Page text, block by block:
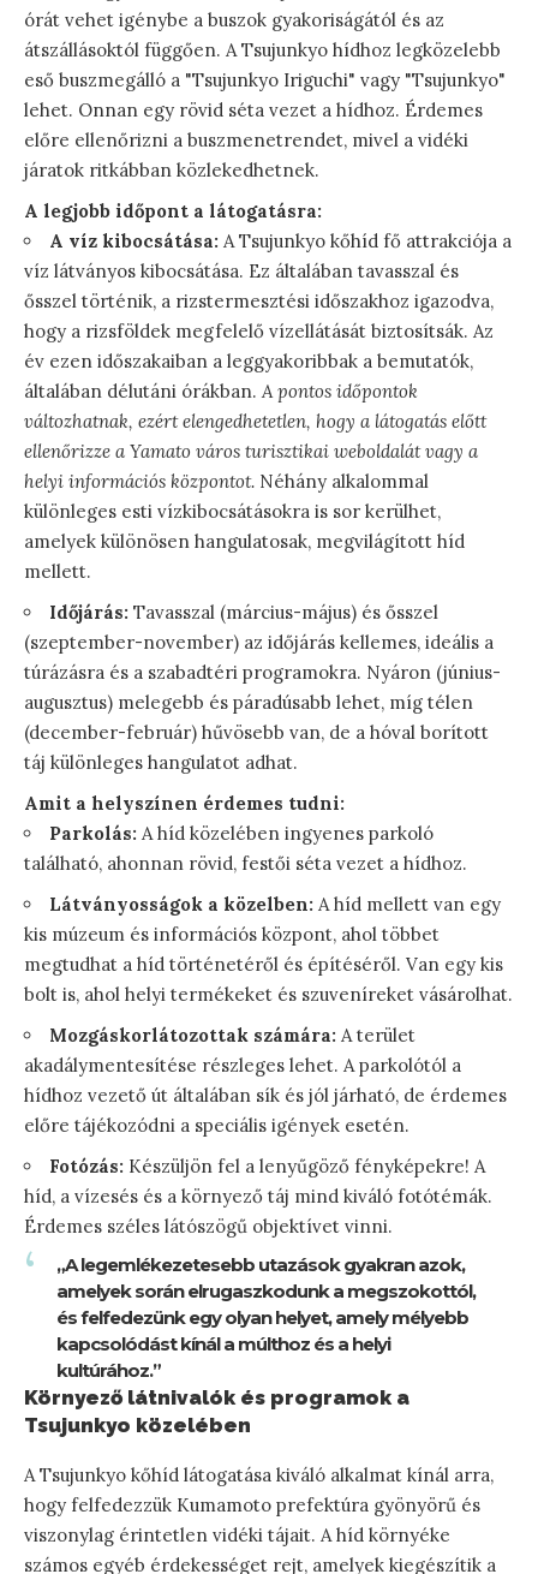
órát vehet igénybe a buszok gyakoriságától és az
átszállásoktól függően. A Tsujunkyo hídhoz legközelebb
eső buszmegálló a "Tsujunkyo Iriguchi" vagy "Tsujunkyo"
lehet. Onnan egy rövid séta vezet a hídhoz. Érdemes
előre ellenőrizni a buszmenetrendet, mivel a vidéki
járatok ritkábban közlekedhetnek.
A legjobb időpont a látogatásra:
A víz kibocsátása: A Tsujunkyo kőhíd fő attrakciója a
víz látványos kibocsátása. Ez általában tavasszal és
ősszel történik, a rizstermesztési időszakhoz igazodva,
hogy a rizsföldek megfelelő vízellátását biztosítsák. Az
év ezen időszakaiban a leggyakoribbak a bemutatók,
általában délutáni órákban. A pontos időpontok
változhatnak, ezért elengedhetetlen, hogy a látogatás előtt
ellenőrizze a Yamato város turisztikai weboldalát vagy a
helyi információs központot. Néhány alkalommal
különleges esti vízkibocsátásokra is sor kerülhet,
amelyek különösen hangulatosak, megvilágított híd
mellett.
Időjárás: Tavasszal (március-május) és ősszel
(szeptember-november) az időjárás kellemes, ideális a
túrázásra és a szabadtéri programokra. Nyáron (június-
augusztus) melegebb és páradúsabb lehet, míg télen
(december-február) hűvösebb van, de a hóval borított
táj különleges hangulatot adhat.
Amit a helyszínen érdemes tudni:
Parkolás: A híd közelében ingyenes parkoló
található, ahonnan rövid, festői séta vezet a hídhoz.
Látványosságok a közelben: A híd mellett van egy
kis múzeum és információs központ, ahol többet
megtudhat a híd történetéről és építéséről. Van egy kis
bolt is, ahol helyi termékeket és szuveníreket vásárolhat.
Mozgáskorlátozottak számára: A terület
akadálymentesítése részleges lehet. A parkolótól a
hídhoz vezető út általában sík és jól járható, de érdemes
előre tájékozódni a speciális igények esetén.
Fotózás: Készüljön fel a lenyűgöző fényképekre! A
híd, a vízesés és a környező táj mind kiváló fotótémák.
Érdemes széles látószögű objektívet vinni.
„A legemlékezetesebb utazások gyakran azok,
amelyek során elrugaszkodunk a megszokottól,
és felfedezünk egy olyan helyet, amely mélyebb
kapcsolódást kínál a múlthoz és a helyi
kultúrához.”
Környező látnivalók és programok a
Tsujunkyo közelében
A Tsujunkyo kőhíd látogatása kiváló alkalmat kínál arra,
hogy felfedezzük Kumamoto prefektúra gyönyörű és
viszonylag érintetlen vidéki tájait. A híd környéke
számos egyéb érdekességet rejt, amelyek kiegészítik a